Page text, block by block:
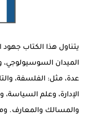
يتناول هذا الكتاب جهود
الميدان
عدة، مثل: الفلسفة،
الإدارة، وعلم
والمسالك والمعارف.